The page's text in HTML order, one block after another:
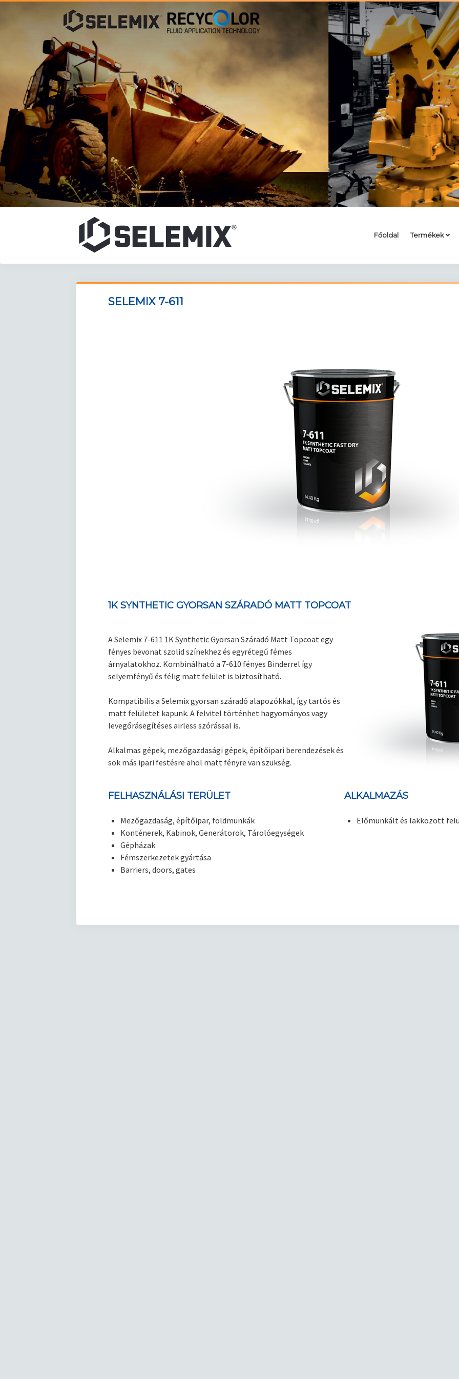
Főoldal Termékek
SELEMIX 7-611
1K SYNTHETIC GYORSAN SZÁRADÓ MATT TOPCOAT
A Selemix 7-611 1K Synthetic Gyorsan Száradó Matt Topcoat egy
fényes bevonat szolid színekhez és egyrétegű fémes
árnyalatokhoz. Kombinálható a 7-610 fényes Binderrel így
selyemfényű és félig matt felület is biztosítható.
Kompatibilis a Selemix gyorsan száradó alapozókkal, így tartós és
matt felületet kapunk. A felvitel történhet hagyományos vagy
levegőrásegítéses airless szórással is.
Alkalmas gépek, mezőgazdasági gépek, építőipari berendezések és
sok más ipari festésre ahol matt fényre van szükség.
FELHASZNÁLÁSI TERÜLET
Mezőgazdaság, építőipar, földmunkák
Konténerek, Kabinok, Generátorok, Tárolóegységek
Gépházak
Fémszerkezetek gyártása
Barriers, doors, gates
ALKALMAZÁS
Előmunkált és lakkozott